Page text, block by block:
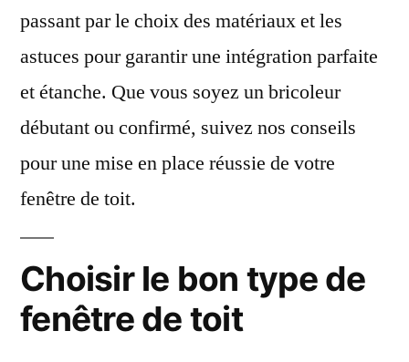
passant par le choix des matériaux et les
astuces pour garantir une intégration parfaite
et étanche. Que vous soyez un bricoleur
débutant ou confirmé, suivez nos conseils
pour une mise en place réussie de votre
fenêtre de toit.
Choisir le bon type de
fenêtre de toit